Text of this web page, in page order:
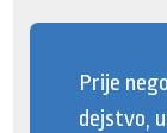
Prije
dejstvo,